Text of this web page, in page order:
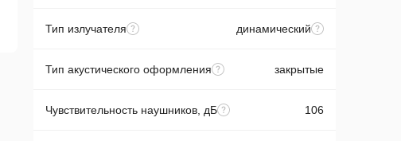
Тип излучателя динамический
Тип акустического оформления закрытые
Чувствительность наушников, дБ 106